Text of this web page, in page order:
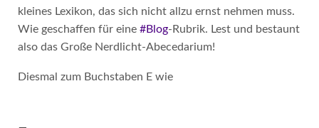
kleines Lexikon, das sich nicht allzu ernst nehmen muss.
Wie geschaffen für eine #Blog-Rubrik. Lest und bestaunt
also das Große Nerdlicht-Abecedarium!
Diesmal zum Buchstaben E wie